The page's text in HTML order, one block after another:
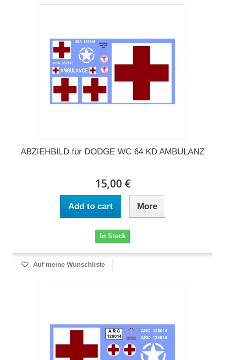
ABZIEHBILD für DODGE WC 64 KD AMBULANZ
15,00 €
Add to cart More
In Stock
Auf meine Wunschliste